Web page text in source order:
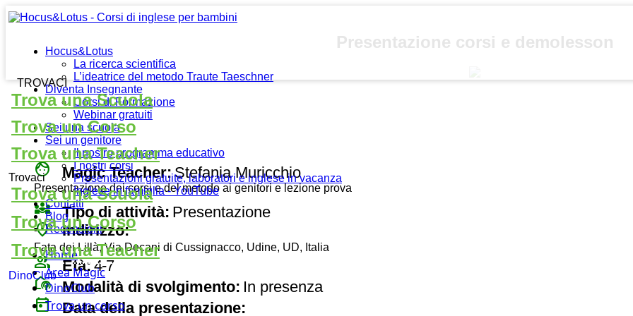
Hocus&Lotus
La ricerca scientifica
L’ideatrice del metodo Traute Taeschner
Diventa Insegnante
Corsi di Formazione
Webinar gratuiti
Sei una scuola
Sei un genitore
Il nostro programma educativo
I nostri corsi
Presentazioni gratuite, laboratori e inglese in vacanza
Inglese in famiglia - YouTube
Contatti
Blog
Recensioni
Home
Area Magic
DinoClub
Trova un corso
TROVACI
Trova una Scuola
Trova un Corso
Trova una Teacher
Trovaci
Trova una Scuola
Trova un Corso
Trova una Teacher
DinoClub
Presentazione corsi e demolesson
face Magic Teacher:Stefania Muricchio
Presentazione dei corsi e del metodo ai genitori e lezione prova
diversity_3 Tipo di attività: Presentazione
place Indirizzo:
Fata dei Lillà, Via Decani di Cussignacco, Udine, UD, Italia
group Età: 4-7
broadcast_on_personal Modalità di svolgimento: In presenza
today Data della presentazione: